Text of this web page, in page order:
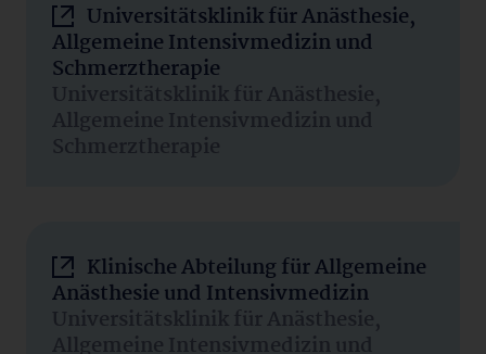
Universitätsklinik für Anästhesie,
Allgemeine Intensivmedizin und
Schmerztherapie
Universitätsklinik für Anästhesie,
Allgemeine Intensivmedizin und
Schmerztherapie
Klinische Abteilung für Allgemeine
Anästhesie und Intensivmedizin
Universitätsklinik für Anästhesie,
Allgemeine Intensivmedizin und